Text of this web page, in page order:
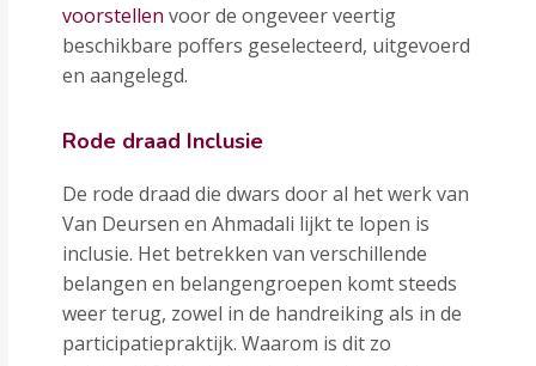
voorstellen voor de ongeveer veertig
beschikbare poffers geselecteerd, uitgevoerd
en aangelegd.
Rode draad Inclusie
De rode draad die dwars door al het werk van
Van Deursen en Ahmadali lijkt te lopen is
inclusie. Het betrekken van verschillende
belangen en belangengroepen komt steeds
weer terug, zowel in de handreiking als in de
participatiepraktijk. Waarom is dit zo